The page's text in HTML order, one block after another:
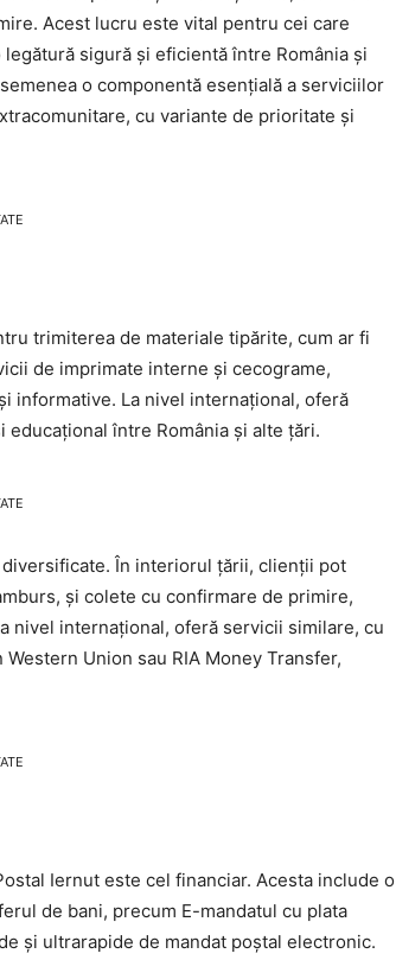
Acest lucru este vital pentru cei care
sigură și eficientă între România și
o componentă esențială a serviciilor
cu variante de prioritate și
trimiterea de materiale tipărite, cum ar fi
de imprimate interne și cecograme,
informative. La nivel internațional, oferă
între România și alte țări.
În interiorul țării, clienții pot
și colete cu confirmare de primire,
nivel internațional, oferă servicii similare, cu
Union sau RIA Money Transfer,
Iernut este cel financiar. Acesta include o
de bani, precum E-mandatul cu plata
și ultrarapide de mandat poștal electronic.